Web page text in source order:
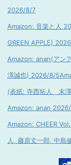
2026/8/7
Amazon: 音楽と人
GREEN APPLE)
Amazon: anan(アン
澤誠也) 2026/8/5
(表紙: 寺西拓人 末
Amazon: anan
Amazon: CHEER
人, 藤原丈一郎, 中